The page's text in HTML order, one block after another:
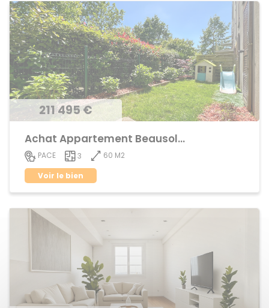
211 495 €
Achat Appartement Beausoleil
PACE 3
60 M2
Voir le bien